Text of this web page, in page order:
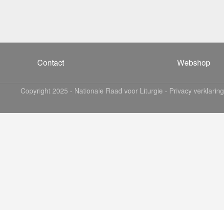
Contact Webshop
Copyright 2025 - Nationale Raad voor Liturgie - Privacy verklaring